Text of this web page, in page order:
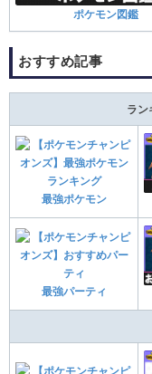
ポケモン図鑑
おすすめ記事
ラン
最強ポケモン
最強パーティ